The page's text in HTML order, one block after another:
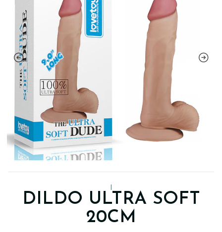
|
DILDO ULTRA SOFT
20CM